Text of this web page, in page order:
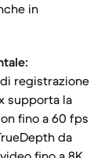
in
registrazione
supporta la
fino a 60 fps
da